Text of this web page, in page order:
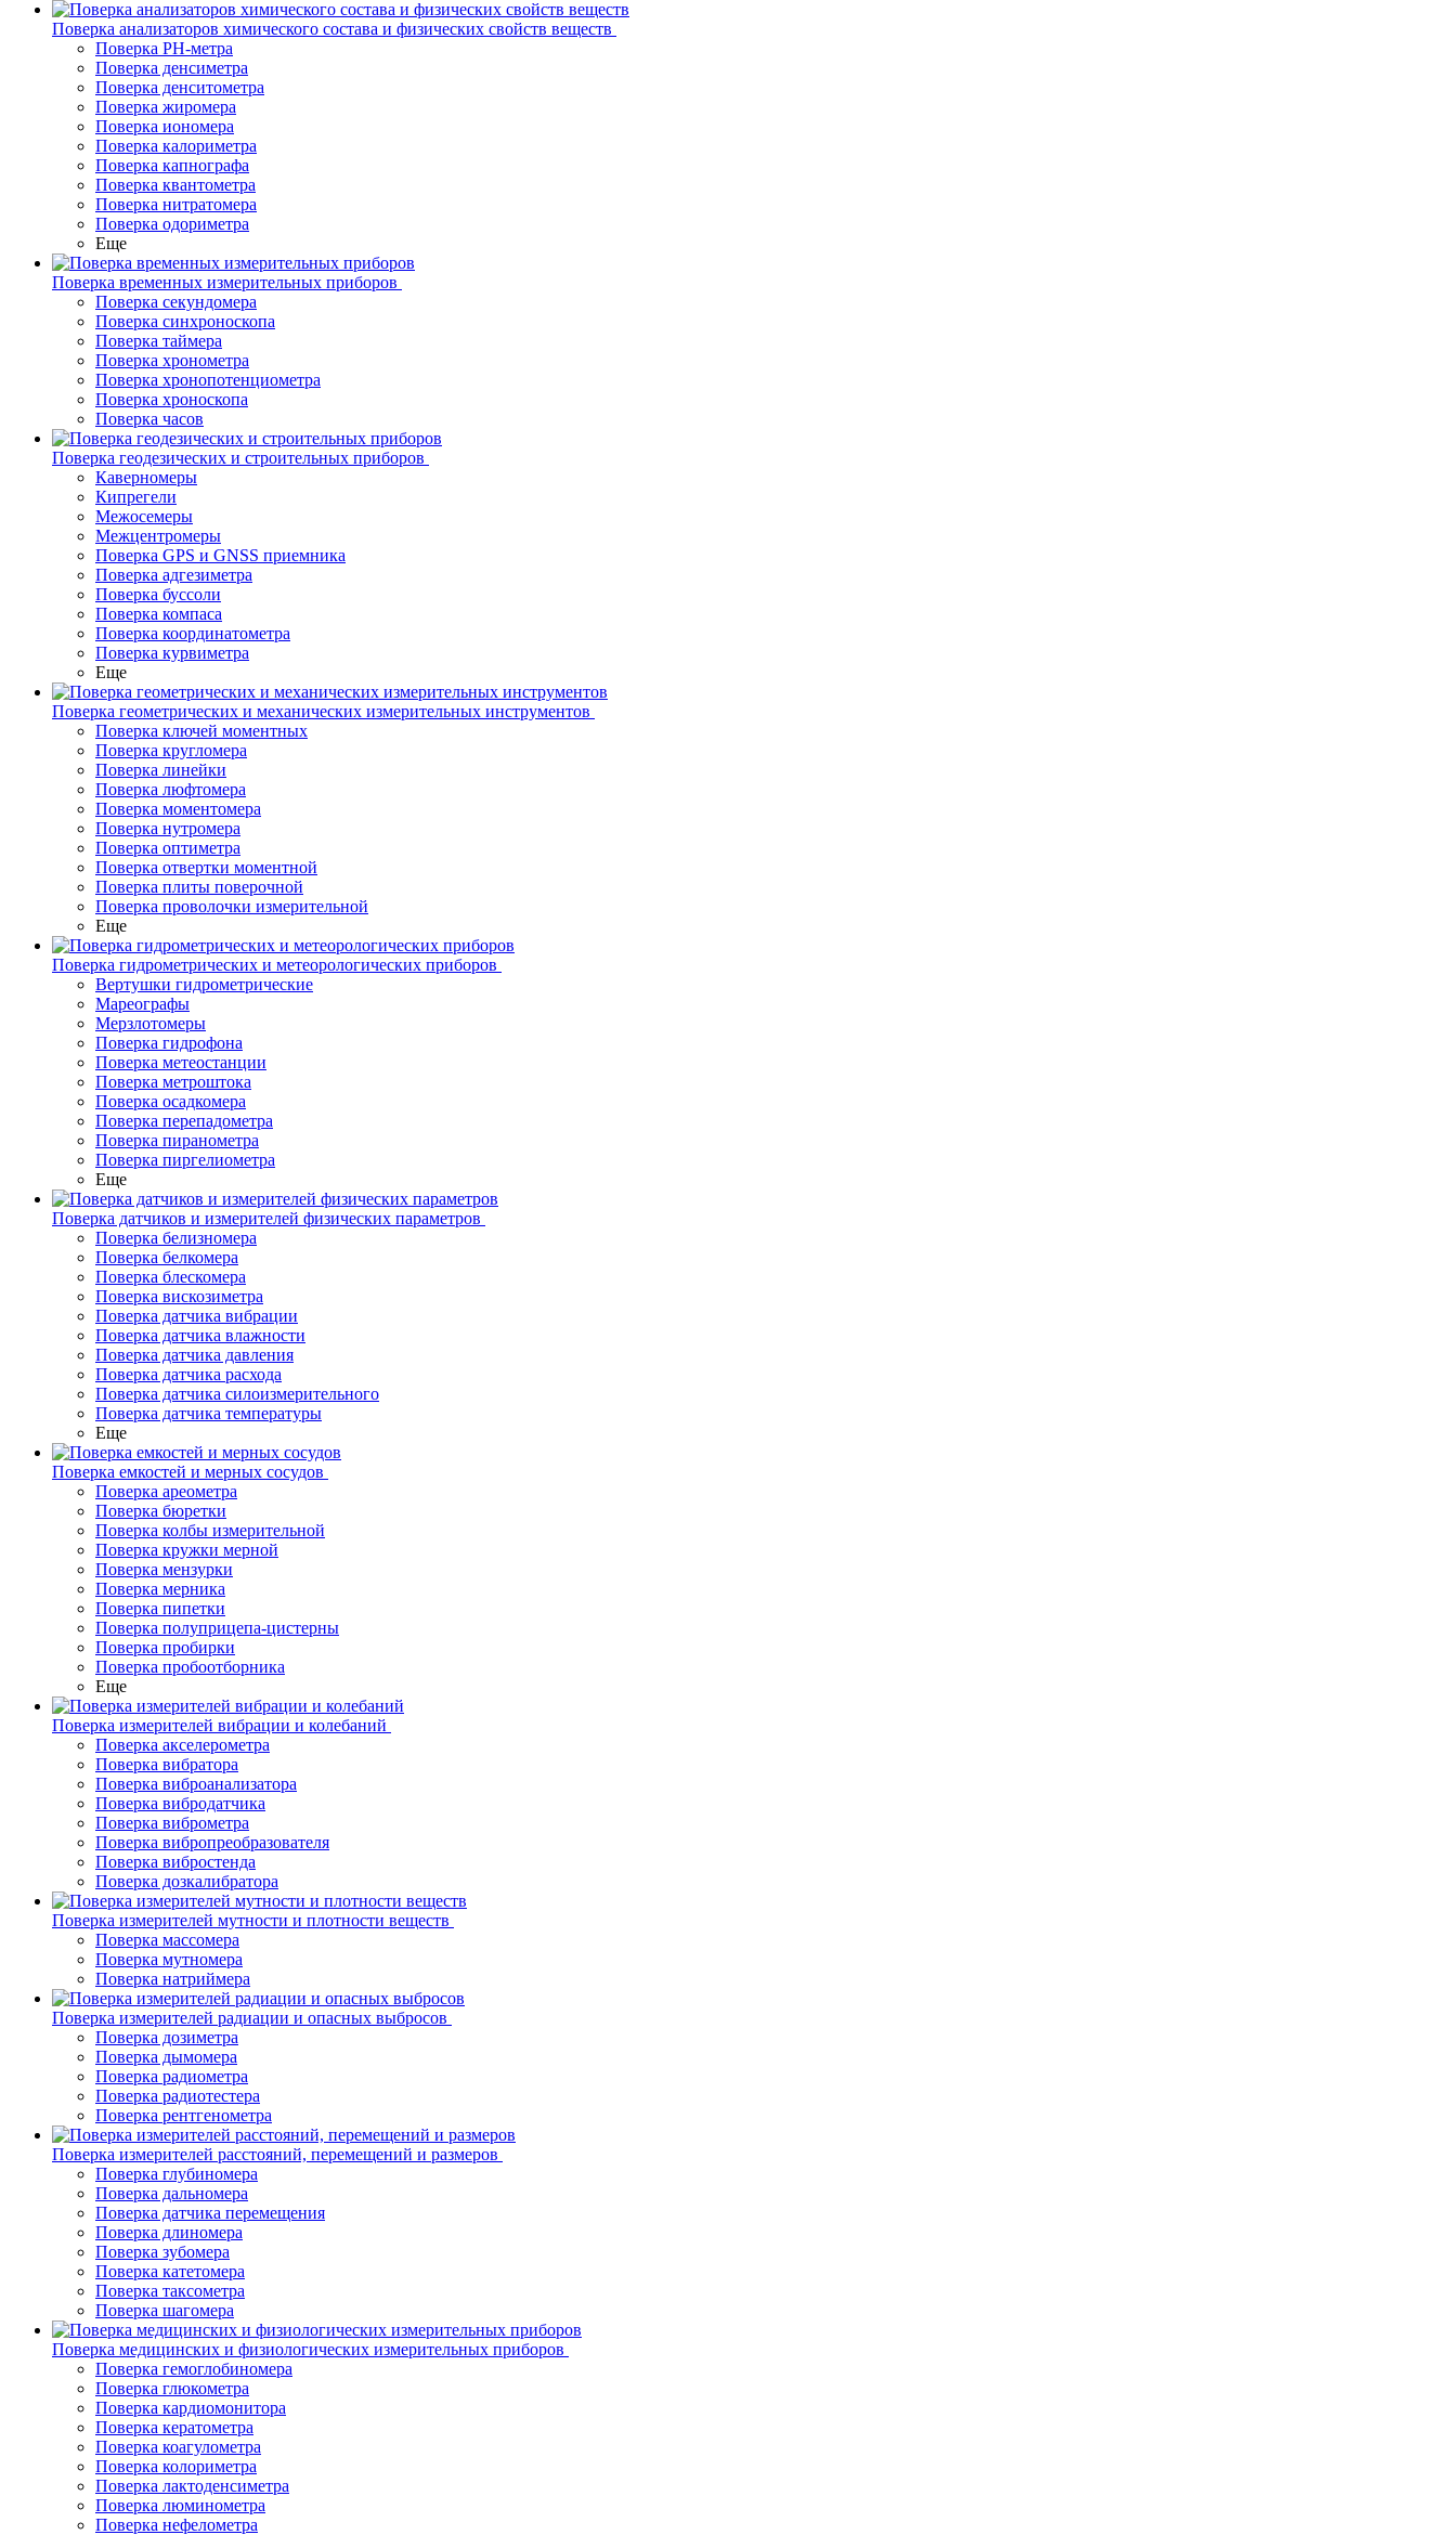
Поверка анализаторов химического состава и физических свойств веществ
Поверка PH-метра
Поверка денсиметра
Поверка денситометра
Поверка жиромера
Поверка иономера
Поверка калориметра
Поверка капнографа
Поверка квантометра
Поверка нитратомера
Поверка одориметра
Еще
Поверка временных измерительных приборов
Поверка секундомера
Поверка синхроноскопа
Поверка таймера
Поверка хронометра
Поверка хронопотенциометра
Поверка хроноскопа
Поверка часов
Поверка геодезических и строительных приборов
Каверномеры
Кипрегели
Межосемеры
Межцентромеры
Поверка GPS и GNSS приемника
Поверка адгезиметра
Поверка буссоли
Поверка компаса
Поверка координатометра
Поверка курвиметра
Еще
Поверка геометрических и механических измерительных инструментов
Поверка ключей моментных
Поверка кругломера
Поверка линейки
Поверка люфтомера
Поверка моментомера
Поверка нутромера
Поверка оптиметра
Поверка отвертки моментной
Поверка плиты поверочной
Поверка проволочки измерительной
Еще
Поверка гидрометрических и метеорологических приборов
Вертушки гидрометрические
Мареографы
Мерзлотомеры
Поверка гидрофона
Поверка метеостанции
Поверка метроштока
Поверка осадкомера
Поверка перепадометра
Поверка пиранометра
Поверка пиргелиометра
Еще
Поверка датчиков и измерителей физических параметров
Поверка белизномера
Поверка белкомера
Поверка блескомера
Поверка вискозиметра
Поверка датчика вибрации
Поверка датчика влажности
Поверка датчика давления
Поверка датчика расхода
Поверка датчика силоизмерительного
Поверка датчика температуры
Еще
Поверка емкостей и мерных сосудов
Поверка ареометра
Поверка бюретки
Поверка колбы измерительной
Поверка кружки мерной
Поверка мензурки
Поверка мерника
Поверка пипетки
Поверка полуприцепа-цистерны
Поверка пробирки
Поверка пробоотборника
Еще
Поверка измерителей вибрации и колебаний
Поверка акселерометра
Поверка вибратора
Поверка виброанализатора
Поверка вибродатчика
Поверка виброметра
Поверка вибропреобразователя
Поверка вибростенда
Поверка дозкалибратора
Поверка измерителей мутности и плотности веществ
Поверка массомера
Поверка мутномера
Поверка натриймера
Поверка измерителей радиации и опасных выбросов
Поверка дозиметра
Поверка дымомера
Поверка радиометра
Поверка радиотестера
Поверка рентгенометра
Поверка измерителей расстояний, перемещений и размеров
Поверка глубиномера
Поверка дальномера
Поверка датчика перемещения
Поверка длиномера
Поверка зубомера
Поверка катетомера
Поверка таксометра
Поверка шагомера
Поверка медицинских и физиологических измерительных приборов
Поверка гемоглобиномера
Поверка глюкометра
Поверка кардиомонитора
Поверка кератометра
Поверка коагулометра
Поверка колориметра
Поверка лактоденсиметра
Поверка люминометра
Поверка нефелометра